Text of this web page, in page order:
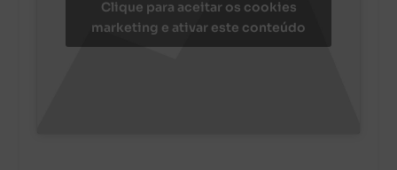
Clique para aceitar os cookies
marketing e ativar este conteúdo